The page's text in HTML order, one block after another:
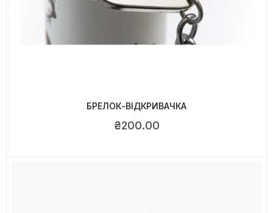
БРЕЛОК-ВІДКРИВАЧКА
₴200.00